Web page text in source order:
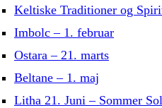
Keltiske Traditioner og
Imbolc – 1. februar
Ostara – 21. marts
Beltane – 1. maj
Litha 21. Juni – Sommer